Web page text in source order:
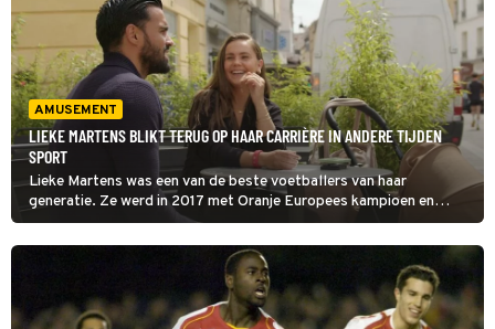
AMUSEMENT
LIEKE MARTENS BLIKT TERUG OP HAAR CARRIÈRE IN ANDERE TIJDEN
SPORT
Lieke Martens was een van de beste voetballers van haar
generatie. Ze werd in 2017 met Oranje Europees kampioen en
groeide uit tot een echte ster. Maar ze heeft wel moeten knokken
om die status te bereiken, zo vertelt ze in Andere Tijden Sport.